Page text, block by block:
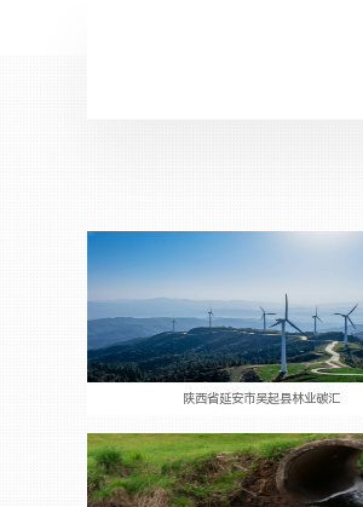
造的可持续发展解决方案。
陕西省延安市吴起县林业碳汇